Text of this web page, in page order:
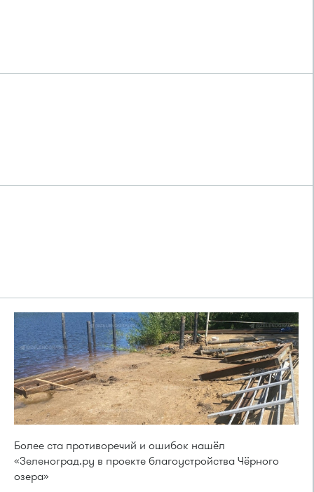
Более ста противоречий и ошибок нашёл
«Зеленоград.ру в проекте благоустройства Чёрного
озера»